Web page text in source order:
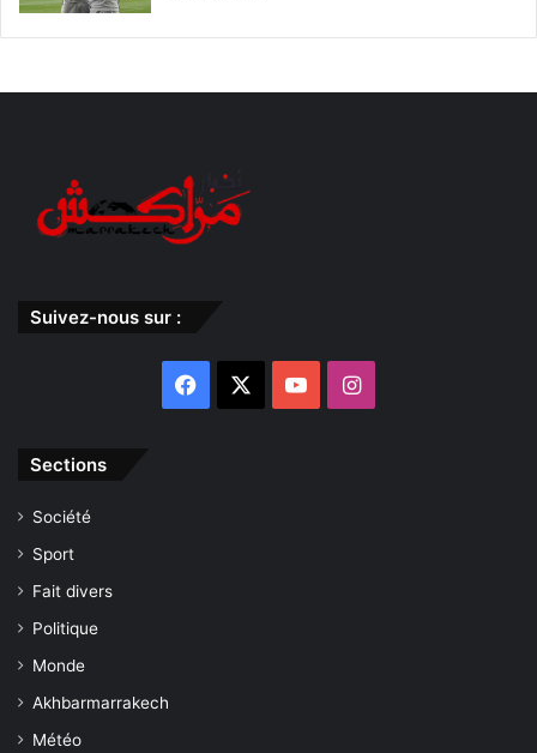
Suivez-nous sur :
Facebook YouTubeInstagram
Sections
Société
Sport
Fait divers
Politique
Monde
Akhbarmarrakech
Météo